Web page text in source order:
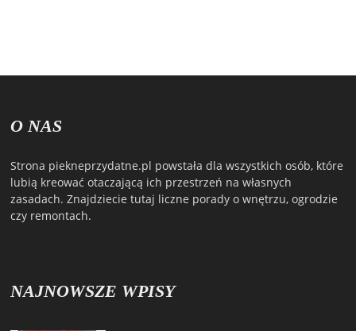
O NAS
Strona piekneprzydatne.pl powstała dla wszystkich osób, które
lubią kreować otaczającą ich przestrzeń na własnych
zasadach. Znajdziecie tutaj liczne porady o wnętrzu, ogrodzie
czy remontach.
NAJNOWSZE WPISY